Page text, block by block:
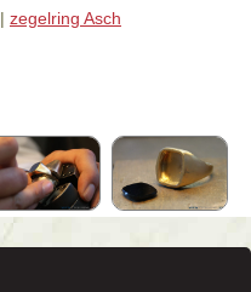
| zegelring Asch